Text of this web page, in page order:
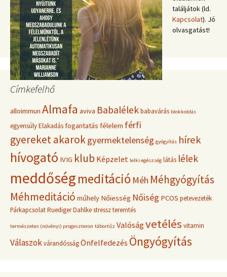
találjátok (ld.
Kapcsolat). Jó
olvasgatást!
Címkefelhő
alloimmun Almafa aviva Babalélekbabavárás blokkoldás
egyensúlyElakadásfogantatás félelem férfi
gyereket akarokgyermektelenség gyógyítás hírek
hívogató IVIG klub Képzelet lelki egészség látás lélek
meddőségmeditáció Méh Méhgyógyítás
Méhmeditáció műhely Nőiesség Nőiség PCOS petevezeték
PárkapcsolatRuediger Dahlkestresszteremtés
természetes (növényi) progeszteron tábortűz Valóság vetélés vitamin
VálaszokvárandósságÖnfelfedezés Öngyógyítás